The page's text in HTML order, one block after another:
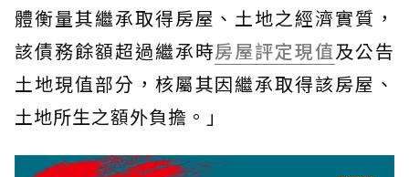
體衡量其繼承取得房屋、土地之經濟實質，
該債務餘額超過繼承時房屋評定現值及公告
土地現值部分，核屬其因繼承取得該房屋、
土地所生之額外負擔。」